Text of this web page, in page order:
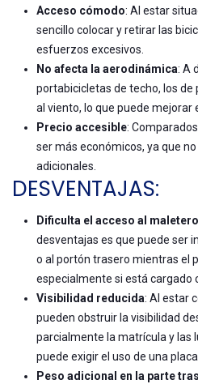
Acceso cómodo: Al estar
sencillo colocar y retirar las
esfuerzos excesivos.
No afecta la aerodinámica: A
portabicicletas de techo, los
al viento, lo que puede mejorar
Precio accesible:
ser más económicos, ya que
adicionales.
DESVENTAJAS:
Dificulta el acceso al maletero
desventajas es que puede ser
o al portón trasero mientras el
especialmente si está cargado
Visibilidad reducida: Al estar
pueden obstruir la visibilidad
parcialmente la matrícula y las
puede exigir el uso de una
Peso adicional en la parte